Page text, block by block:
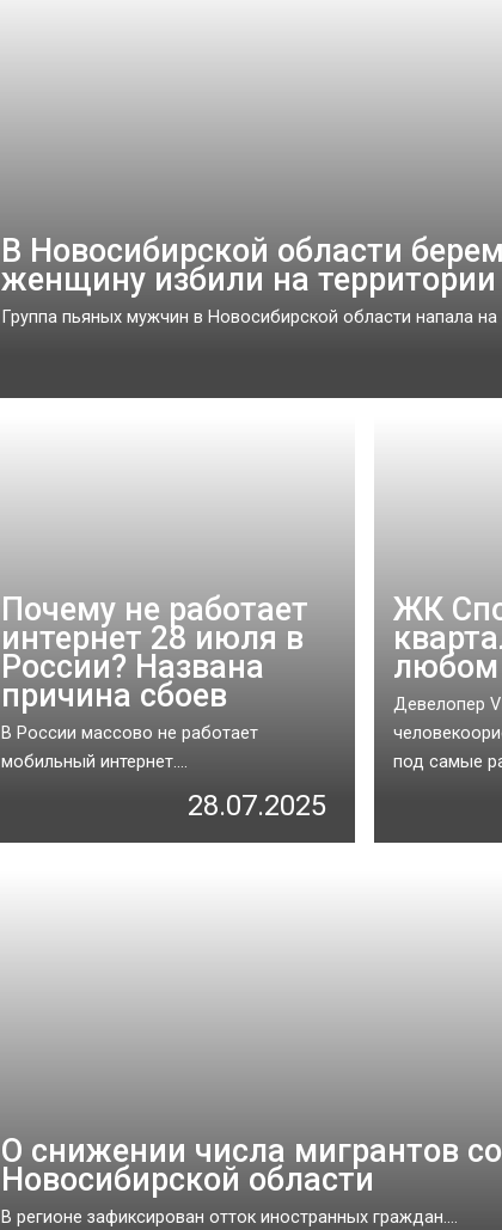
В Новосибирской области
женщину избили на
Группа пьяных мужчин в Новосибирской области напала на
Почему не работает
интернет 28 июля в
России? Названа
причина сбоев
В России массово не работает
мобильный интернет....
28.07.2025
ЖК
любом
Девелопер
под самые
О снижении числа мигрантов
Новосибирской области
В регионе зафиксирован отток иностранных граждан....